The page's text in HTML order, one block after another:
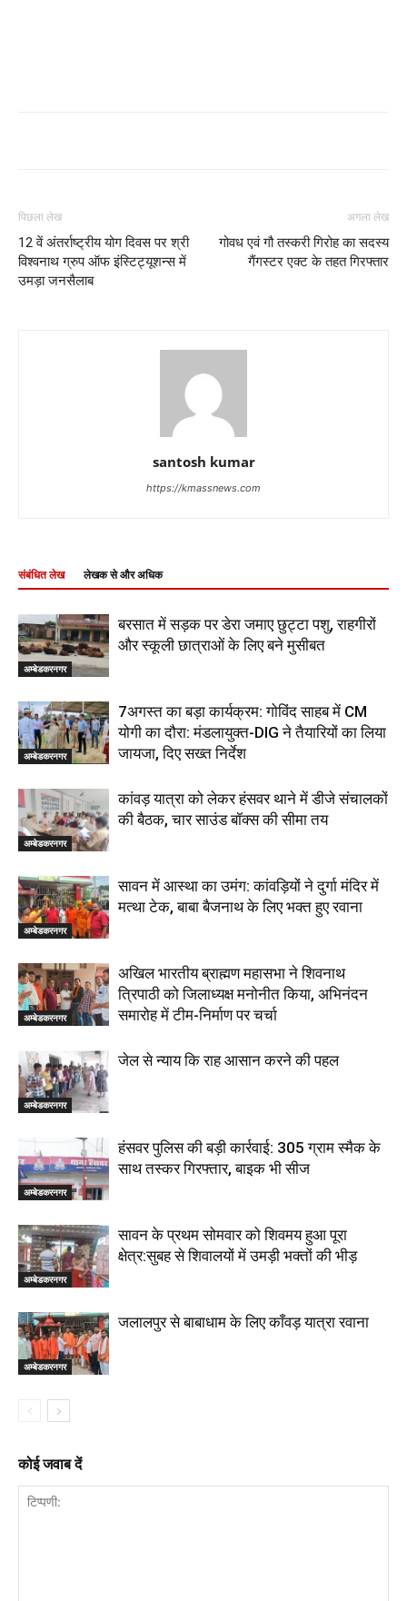
पिछला लेख
12 वें अंतर्राष्ट्रीय योग दिवस पर श्री
विश्वनाथ ग्रुप ऑफ इंस्टिट्यूशन्स में
उमड़ा जनसैलाब
अगला लेख
गोवध एवं गौ तस्करी गिरोह का सदस्य
गैंगस्टर एक्ट के तहत गिरफ्तार
santosh kumar
https://kmassnews.com
संबंधित लेख लेखक से और अधिक
अम्बेडकरनगर
बरसात में सड़क पर डेरा जमाए छुट्टा पशु, राहगीरों
और स्कूली छात्राओं के लिए बने मुसीबत
अम्बेडकरनगर
7अगस्त का बड़ा कार्यक्रम: गोविंद साहब में CM
योगी का दौरा: मंडलायुक्त-DIG ने तैयारियों का लिया
जायजा, दिए सख्त निर्देश
अम्बेडकरनगर
कांवड़ यात्रा को लेकर हंसवर थाने में डीजे संचालकों
की बैठक, चार साउंड बॉक्स की सीमा तय
अम्बेडकरनगर
सावन में आस्था का उमंग: कांवड़ियों ने दुर्गा मंदिर में
मत्था टेक, बाबा बैजनाथ के लिए भक्त हुए रवाना
अम्बेडकरनगर
अखिल भारतीय ब्राह्मण महासभा ने शिवनाथ
त्रिपाठी को जिलाध्यक्ष मनोनीत किया, अभिनंदन
समारोह में टीम-निर्माण पर चर्चा
अम्बेडकरनगर
जेल से न्याय कि राह आसान करने की पहल
अम्बेडकरनगर
हंसवर पुलिस की बड़ी कार्रवाई: 305 ग्राम स्मैक के
साथ तस्कर गिरफ्तार, बाइक भी सीज
अम्बेडकरनगर
सावन के प्रथम सोमवार को शिवमय हुआ पूरा
क्षेत्र:सुबह से शिवालयों में उमड़ी भक्तों की भीड़
अम्बेडकरनगर
जलालपुर से बाबाधाम के लिए काँवड़ यात्रा रवाना
कोई जवाब दें